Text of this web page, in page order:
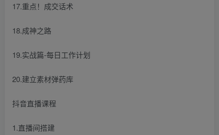
17.重点！成交话术
18.成神之路
19.实战篇-每日工作计划
20.建立素材弹药库
抖音直播课程
1.直播间搭建